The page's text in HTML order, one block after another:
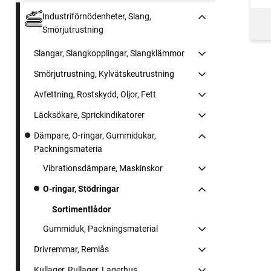
Industriförnödenheter, Slang,
Smörjutrustning
Slangar, Slangkopplingar, Slangklämmor
Smörjutrustning, Kylvätskeutrustning
Avfettning, Rostskydd, Oljor, Fett
Läcksökare, Sprickindikatorer
Dämpare, O-ringar, Gummidukar,
Packningsmateria
Vibrationsdämpare, Maskinskor
O-ringar, Stödringar
Sortimentlådor
Gummiduk, Packningsmaterial
Drivremmar, Remlås